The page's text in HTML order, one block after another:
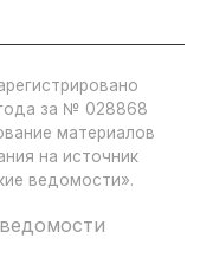
за № 028868
материалов
на источник
ведомости».